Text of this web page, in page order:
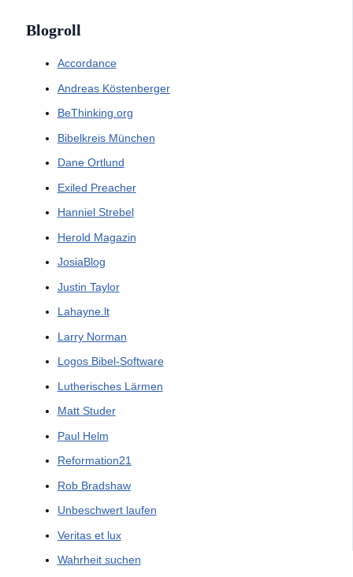
Blogroll
Accordance
Andreas Köstenberger
BeThinking.org
Bibelkreis München
Dane Ortlund
Exiled Preacher
Hanniel Strebel
Herold Magazin
JosiaBlog
Justin Taylor
Lahayne.lt
Larry Norman
Logos Bibel-Software
Lutherisches Lärmen
Matt Studer
Paul Helm
Reformation21
Rob Bradshaw
Unbeschwert laufen
Veritas et lux
Wahrheit suchen